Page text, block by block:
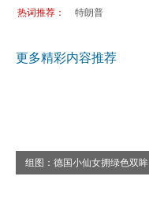
热词推荐： 特朗普
更多精彩内容推荐
组图：德国小仙女拥绿色双眸